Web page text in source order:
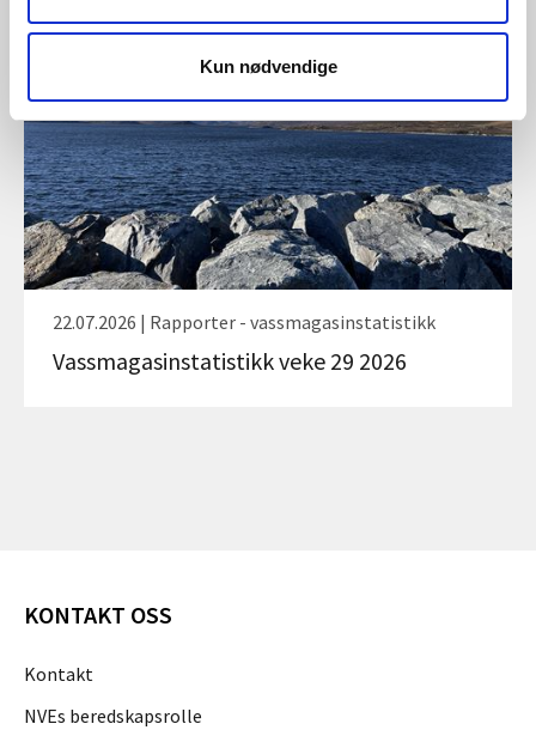
Kun nødvendige
22.07.2026 | Rapporter - vassmagasinstatistikk
Vassmagasinstatistikk veke 29 2026
KONTAKT OSS
Kontakt
NVEs beredskapsrolle